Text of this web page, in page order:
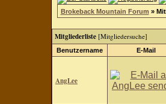
Brokeback Mountain Forum »
Mitgliederliste [Mitgliedersuche]
Benutzername E-Mail
AngLee